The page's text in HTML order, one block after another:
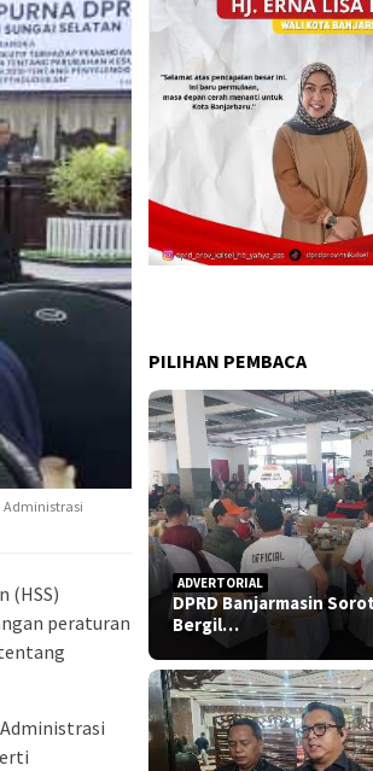
Administrasi
(HSS)
peraturan
PILIHAN PEMBACA
ADVERTORIAL
DPRD Banjarmasin
Bergil…